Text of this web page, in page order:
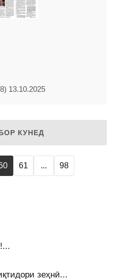
13.10.2025
КУНЕД
61 ... 98
зеҳнӣ...